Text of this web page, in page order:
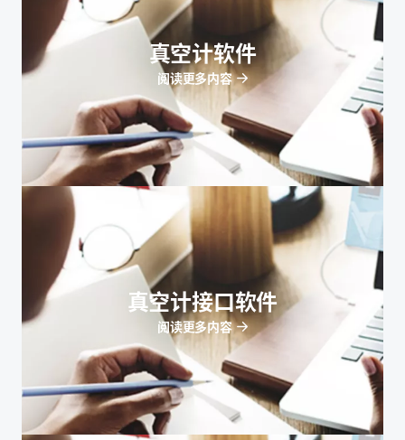
真空计软件
阅读更多内容
真空计接口软件
阅读更多内容